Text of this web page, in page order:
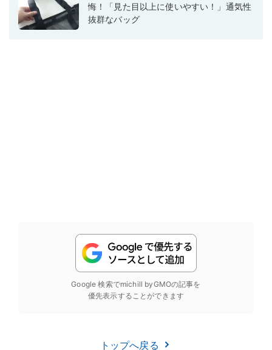
悔！「見た目以上に使いやすい！」通気性
抜群なバッグ
Google 検索でmichill byGMOの記事を
優先表示することができます
トップへ戻る